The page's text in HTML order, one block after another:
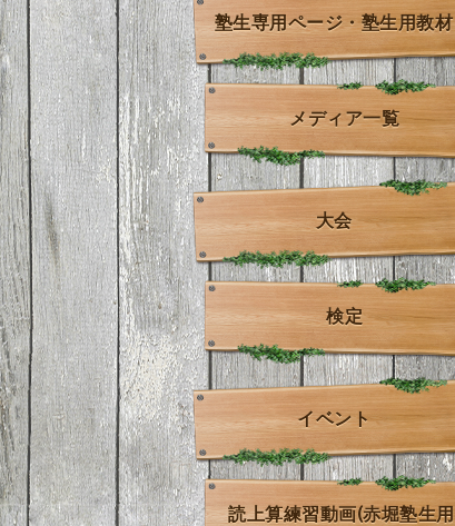
塾生専用ページ・塾生用教材
メディア一覧
大会
検定
イベント
読上算練習動画(赤堀塾生